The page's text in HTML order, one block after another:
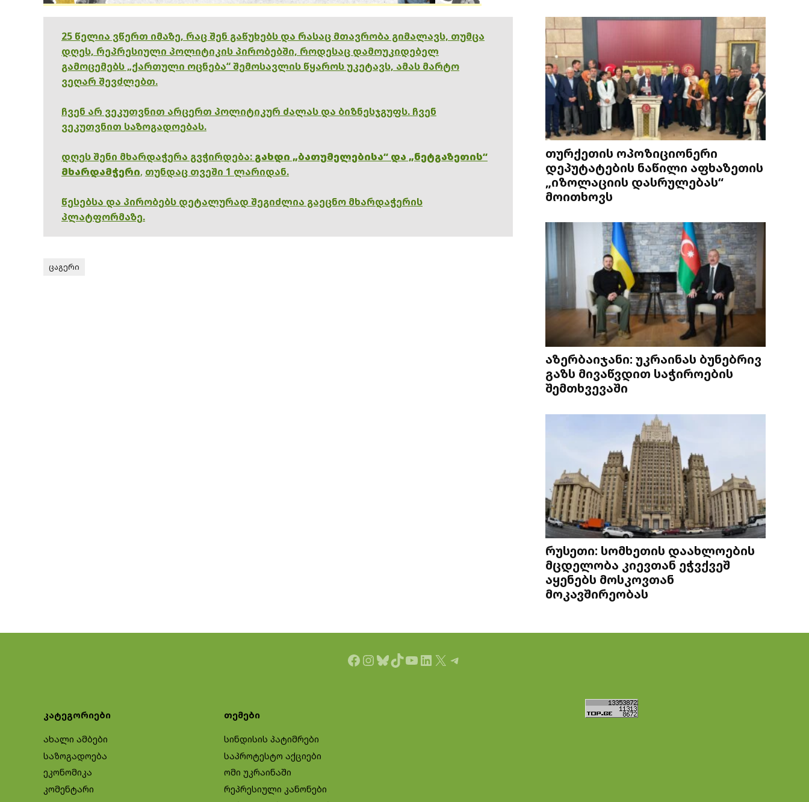
25 წელია ვწერთ იმაზე, რაც შენ გაწუხებს და რასაც მთავრობა გიმალავს, თუმცა
დღეს, რეპრესიული პოლიტიკის პირობებში, როდესაც დამოუკიდებელ
გამოცემებს „ქართული ოცნება“ შემოსავლის წყაროს უკეტავს, ამას მარტო
ვეღარ შევძლებთ.
ჩვენ არ ვეკუთვნით არცერთ პოლიტიკურ ძალას და ბიზნესჯგუფს. ჩვენ
ვეკუთვნით საზოგადოებას.
დღეს შენი მხარდაჭერა გვჭირდება: გახდი „ბათუმელებისა“ და „ნეტგაზეთის“
მხარდამჭერი, თუნდაც თვეში 1 ლარიდან.
წესებსა და პირობებს დეტალურად შეგიძლია გაეცნო მხარდაჭერის
პლატფორმაზე.
ცაგერი
თურქეთის ოპოზიციონერი
დეპუტატების ნაწილი აფხაზეთის
„იზოლაციის დასრულებას“
მოითხოვს
აზერბაიჯანი: უკრაინას ბუნებრივ
გაზს მივაწვდით საჭიროების
შემთხვევაში
რუსეთი: სომხეთის დაახლოების
მცდელობა კიევთან ეჭვქვეშ
აყენებს მოსკოვთან
მოკავშირეობას
Facebook
Instagram
Bluesky
TikTok
YouTube
LinkedIn
X Telegram
კატეგორიები
ახალი ამბები
საზოგადოება
ეკონომიკა
კომენტარი
თემები
სინდისის პატიმრები
საპროტესტო აქციები
ომი უკრაინაში
რეპრესიული კანონები